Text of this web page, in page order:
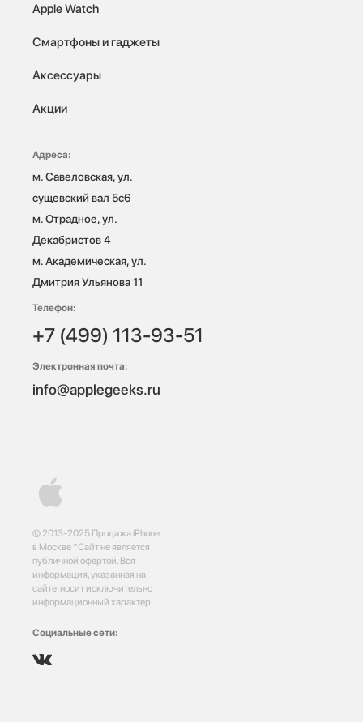
© 2013-2025 Продажа iPhone
в Москве *Сайт не является
публичной офертой. Вся
информация, указанная на
сайте, носит исключительно
информационный характер.
Социальные сети:
Apple Watch
Смартфоны и гаджеты
Аксессуары
Акции
Адреса:
м. Савеловская, ул.
сущевский вал 5с6
м. Отрадное, ул.
Декабристов 4
м. Академическая, ул.
Дмитрия Ульянова 11
Телефон:
+7 (499) 113-93-51
Электронная почта:
info@applegeeks.ru